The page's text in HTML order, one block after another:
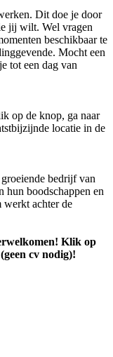
Dit doe je door
jij wilt. Wel vragen
beschikbaar te
Mocht een
tot een dag van
op de knop, ga naar
locatie in de
bedrijf van
hun boodschappen en
werkt achter de
Klik op
cv nodig)!